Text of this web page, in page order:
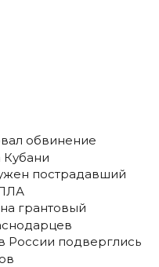
обвинение
пострадавший
грантовый
России подверглись